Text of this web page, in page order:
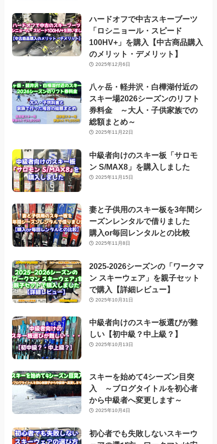
ハードオフで中古スキーブーツ
「ロシニョール・スピード
100HV+」を購入【中古商品購入
のメリット・デメリット】
2025年12月6日
八ヶ岳・軽井沢・白樺湖付近の
スキー場2026シーズンのリフト
券料金 ～大人・子供家族での
総額まとめ～
2025年11月22日
中級者向けのスキー板「サロモ
ン S/MAX8」を購入しました
2025年11月15日
妻と子供用のスキー板を3年間シ
ーズンレンタルで借りました
購入or毎回レンタルとの比較
2025年11月8日
2025-2026シーズンの「ワークマ
ン スキーウェア」を親子セット
で購入【詳細レビュー】
2025年10月31日
中級者向けのスキー板選びが難
しい【初中級？中上級？】
2025年10月13日
スキーを始めて4シーズン目突
入 ～ブログタイトルを初心者
から中級者へ変更します～
2025年10月4日
初心者でも失敗しないスキーウ